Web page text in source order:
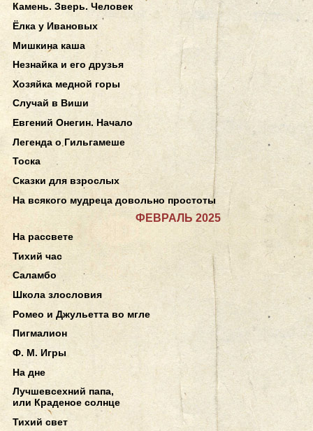
Камень. Зверь. Человек
Ёлка у Ивановых
Мишкина каша
Незнайка и его друзья
Хозяйка медной горы
Случай в Виши
Евгений Онегин. Начало
Легенда о Гильгамеше
Тоска
Сказки для взрослых
На всякого мудреца довольно простоты
ФЕВРАЛЬ 2025
На рассвете
Тихий час
Саламбо
Школа злословия
Ромео и Джульетта во мгле
Пигмалион
Ф. М. Игры
На дне
Лучшевсехний папа,
или Краденое солнце
Тихий свет